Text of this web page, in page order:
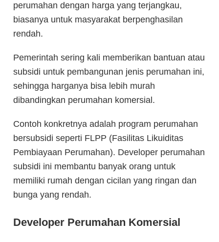
perumahan dengan harga yang terjangkau,
biasanya untuk masyarakat berpenghasilan
rendah.
Pemerintah sering kali memberikan bantuan atau
subsidi untuk pembangunan jenis perumahan ini,
sehingga harganya bisa lebih murah
dibandingkan perumahan komersial.
Contoh konkretnya adalah program perumahan
bersubsidi seperti FLPP (Fasilitas Likuiditas
Pembiayaan Perumahan). Developer perumahan
subsidi ini membantu banyak orang untuk
memiliki rumah dengan cicilan yang ringan dan
bunga yang rendah.
Developer Perumahan Komersial